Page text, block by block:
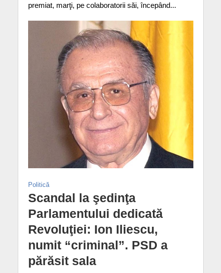
premiat, marţi, pe colaboratorii săi, începând...
Politică
Scandal la şedinţa
Parlamentului dedicată
Revoluţiei: Ion Iliescu,
numit “criminal”. PSD a
părăsit sala